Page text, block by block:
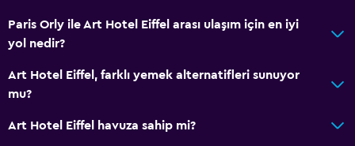
Restoranlar
Çay/kahve makinesi
Konaklama birimlerine yiyecek servisi yapılabilir
Paris Orly ile Art Hotel Eiffel arası ulaşım için en iyi
yol nedir?
Art Hotel Eiffel, farklı yemek alternatifleri sunuyor
mu?
Art Hotel Eiffel havuza sahip mi?